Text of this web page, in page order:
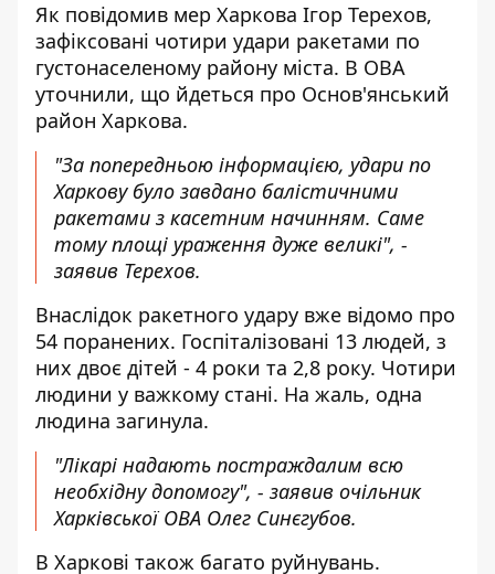
Як повідомив мер Харкова Ігор Терехов,
зафіксовані чотири удари ракетами по
густонаселеному району міста. В ОВА
уточнили, що йдеться про Основ'янський
район Харкова.
"За попередньою інформацією, удари по
Харкову було завдано балістичними
ракетами з касетним начинням. Саме
тому площі ураження дуже великі", -
заявив Терехов.
Внаслідок ракетного удару вже відомо про
54 поранених. Госпіталізовані 13 людей, з
них двоє дітей - 4 роки та 2,8 року. Чотири
людини у важкому стані. На жаль, одна
людина загинула.
"Лікарі надають постраждалим всю
необхідну допомогу", - заявив очільник
Харківської ОВА Олег Синєгубов.
В Харкові також багато руйнувань.